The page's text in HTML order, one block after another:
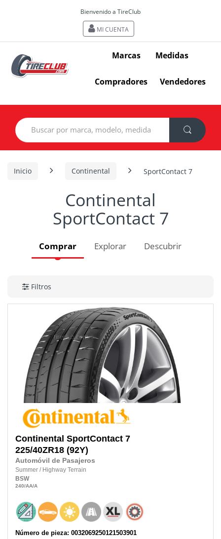
Bienvenido a TireClub
MI CUENTA
Marcas Medidas
Compradores Vendedores
Search
for:
Inicio Continental SportContact 7
Continental
SportContact 7
Comprar Explorar Descubrir
Filtros
Continental SportContact 7
225/40ZR18 (92Y)
Automóvil de Pasajeros
Summer / Highway Terrain
BSW
240/AA/A
Número de pieza: 0032069250121503901